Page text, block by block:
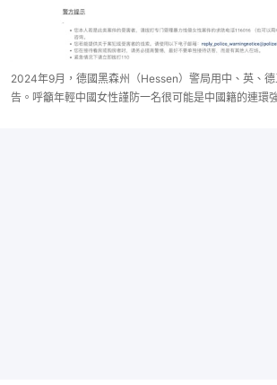
2024年9月，德國黑森州（Hessen）警局用中、英、
告。呼籲年輕中國女性謹防一名很可能是中國籍的連環